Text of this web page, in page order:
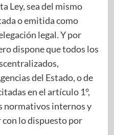
Ley, sea del mismo
o emitida como
legal. Y por
dispone que todos los
del Estado, o de
en el artículo 1°,
normativos internos y
lo dispuesto por